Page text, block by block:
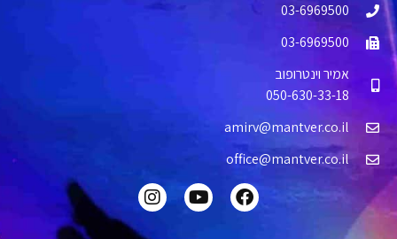
03-6969500
03-6969500
אמיר וינטרופוב
050-630-33-18
amirv@mantver.co.il
office@mantver.co.il